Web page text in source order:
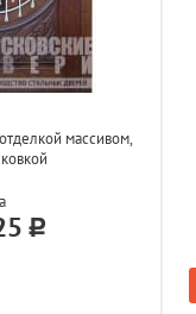
массивом,